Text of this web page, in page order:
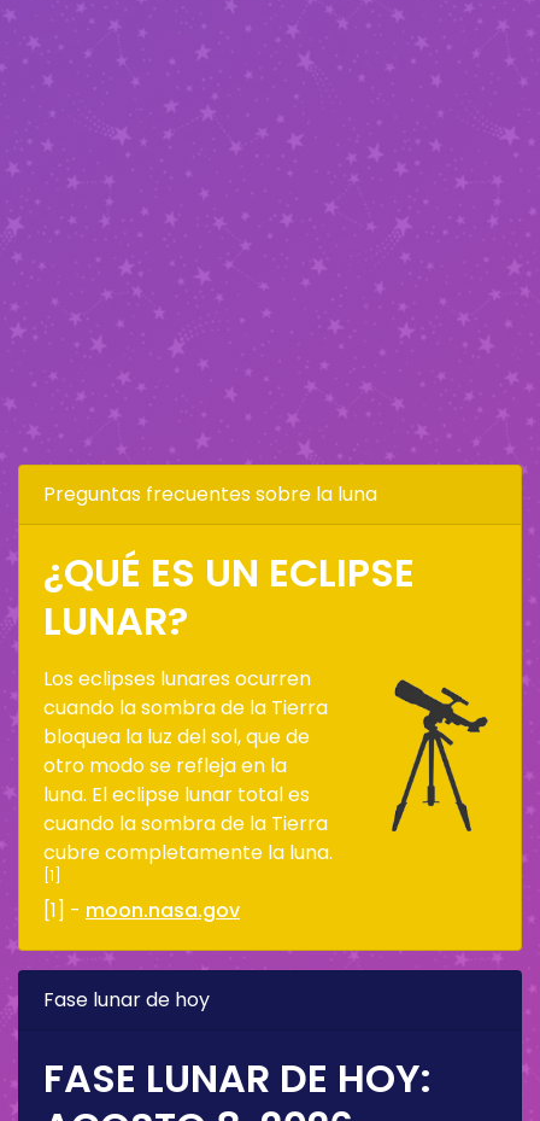
Preguntas frecuentes sobre la luna
¿QUÉ ES UN ECLIPSE
LUNAR?
Los eclipses lunares ocurren
cuando la sombra de la Tierra
bloquea la luz del sol, que de
otro modo se refleja en la
luna. El eclipse lunar total es
cuando la sombra de la Tierra
cubre completamente la luna.
[1]
[1] - moon.nasa.gov
Fase lunar de hoy
FASE LUNAR DE HOY: